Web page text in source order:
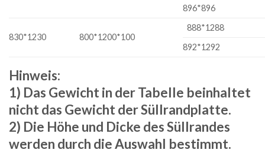
896*896
830*1230 800*1200*100
888*1288
892*1292
Hinweis:
1) Das Gewicht in der Tabelle beinhaltet
nicht das Gewicht der Süllrandplatte.
2) Die Höhe und Dicke des Süllrandes
werden durch die Auswahl bestimmt.